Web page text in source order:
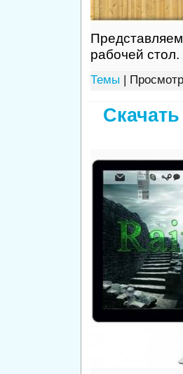
рабочей стол.
Темы |